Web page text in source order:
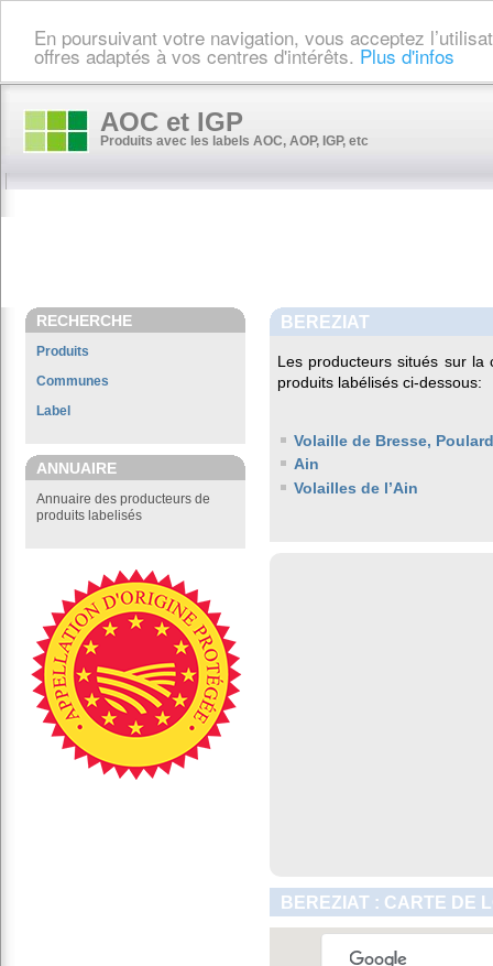
En poursuivant votre navigation, vous acceptez
offres adaptés à vos centres d'intérêts. Plus d'infos
AOC et IGP
Produits avec les labels AOC, AOP, IGP, etc
RECHERCHE
Produits
Communes
Label
ANNUAIRE
Annuaire des producteurs de
produits labelisés
BEREZIAT
Les producteurs situés sur la
produits labélisés ci-dessous:
Volaille de Bresse,
Ain
Volailles de l’Ain
BEREZIAT : CARTE DE